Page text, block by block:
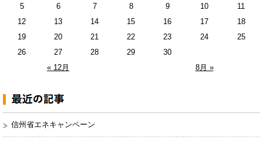
« 12月 8月 »
5
6 7 8 9 10
11
12
13 14 15 16 17
18
19
20 21 22 23 24
25
26
27 28 29 30
信州省エネキャンペーン